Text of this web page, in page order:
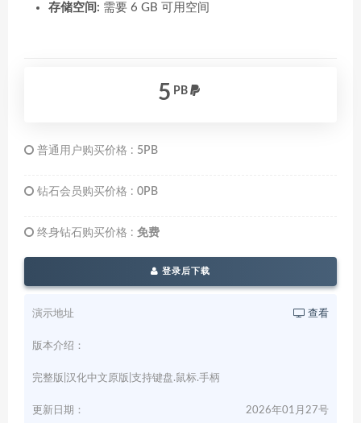
存储空间: 需要 6 GB 可用空间
5 PB
普通用户购买价格 : 5PB
钻石会员购买价格 : 0PB
终身钻石购买价格 : 免费
登录后下载
演示地址 查看
版本介绍：
完整版|汉化中文原版|支持键盘.鼠标.手柄
更新日期： 2026年01月27号